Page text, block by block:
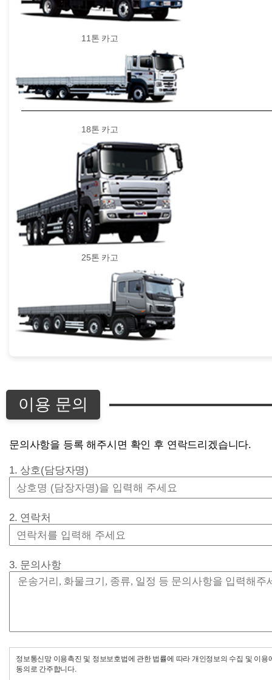
11톤 카고
18톤 카고
25톤 카고
이용 문의
문의사항을 등록 해주시면 확인 후 연락드리겠습니다.
1. 상호(담당자명)
2. 연락처
3. 문의사항
정보통신망 이용촉진 및 정보보호법에 관한 법률에 따라 개인정보의 수집 및 이
동의로 간주합니다.